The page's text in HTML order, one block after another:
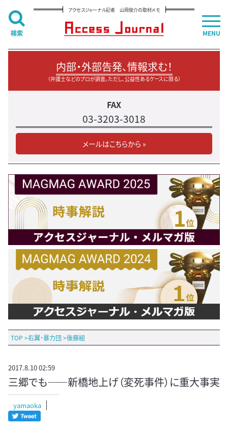
アクセスジャーナル記者 山岡俊介の取材メモ
内部・外部告発、情報求む！
（弁護士などのプロが調査。ただし、公益性あるケースに限る）
FAX
03-3203-3018
メールはこちらから »
TOP >右翼・暴力団 >後藤組
2017.8.10 02:59
三郷でも――新橋地上げ（変死事件）に重大事実
yamaoka
MENU
検索